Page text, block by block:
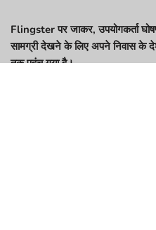
Flingster पर जाकर, उपयोगकर्ता
सामग्री देखने के लिए अपने निवास के
तक पहुंच गया है।